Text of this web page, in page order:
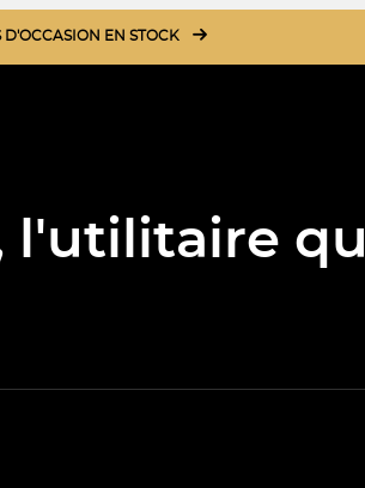
EN STOCK
l'utilitaire